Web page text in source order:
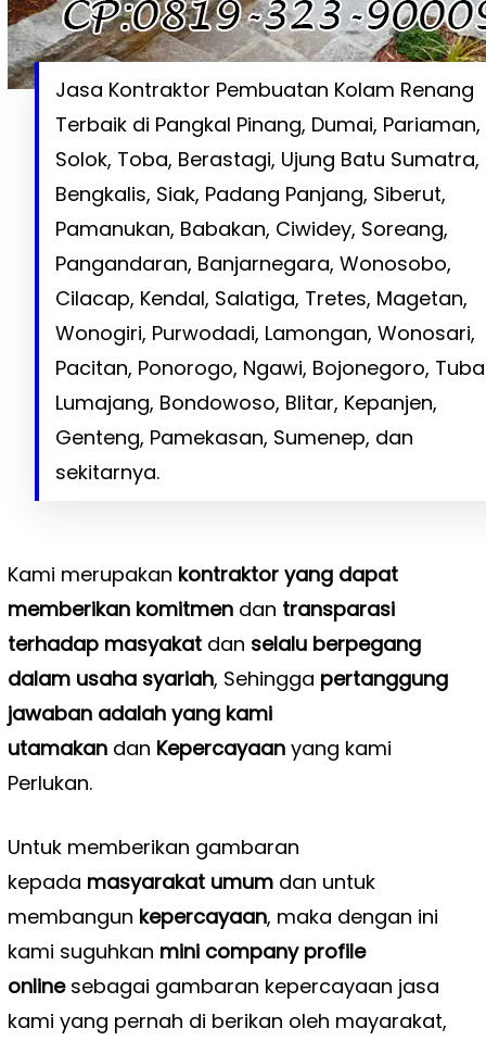
Jasa Kontraktor Pembuatan Kolam Renang
Terbaik di Pangkal Pinang, Dumai, Pariaman,
Solok, Toba, Berastagi, Ujung Batu Sumatra,
Bengkalis, Siak, Padang Panjang, Siberut,
Pamanukan, Babakan, Ciwidey, Soreang,
Pangandaran, Banjarnegara, Wonosobo,
Cilacap, Kendal, Salatiga, Tretes, Magetan,
Wonogiri, Purwodadi, Lamongan, Wonosari,
Pacitan, Ponorogo, Ngawi, Bojonegoro,
Lumajang, Bondowoso, Blitar, Kepanjen,
Genteng, Pamekasan, Sumenep, dan
sekitarnya.
Kami merupakan kontraktor yang dapat
memberikan komitmendan transparasi
terhadap masyakatdan selalu berpegang
dalam usaha syariah, Sehingga pertanggung
jawaban adalah yang kami
utamakandan Kepercayaanyang kami
Perlukan.
Untuk memberikan gambaran
kepada masyarakat umumdan untuk
membangun kepercayaan, maka dengan ini
kami suguhkan mini company profile
onlinesebagai gambaran kepercayaan jasa
kami yang pernah di berikan oleh mayarakat,